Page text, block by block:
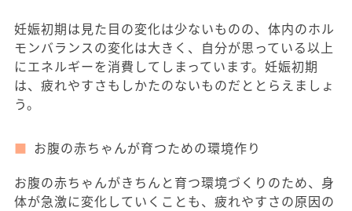
妊娠初期は見た目の変化は少ないものの、体内のホル
モンバランスの変化は大きく、自分が思っている以上
にエネルギーを消費してしまっています。妊娠初期
は、疲れやすさもしかたのないものだととらえましょ
う。
お腹の赤ちゃんが育つための環境作り
お腹の赤ちゃんがきちんと育つ環境づくりのため、身
体が急激に変化していくことも、疲れやすさの原因の